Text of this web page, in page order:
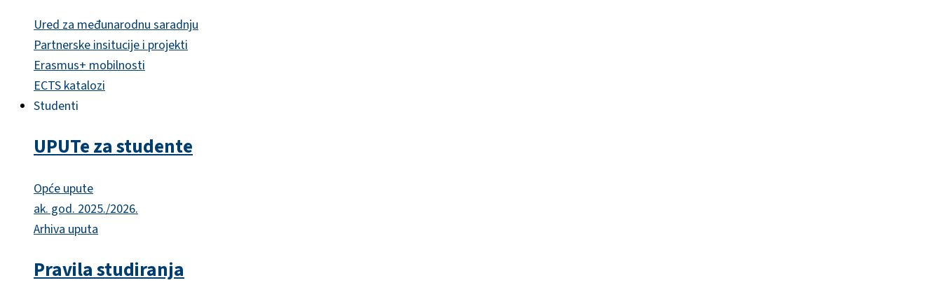
Ured za međunarodnu saradnju
Partnerske insitucije i projekti
Erasmus+ mobilnosti
ECTS katalozi
Studenti
UPUTe za studente
Opće upute
ak. god. 2025./2026.
Arhiva uputa
Pravila studiranja